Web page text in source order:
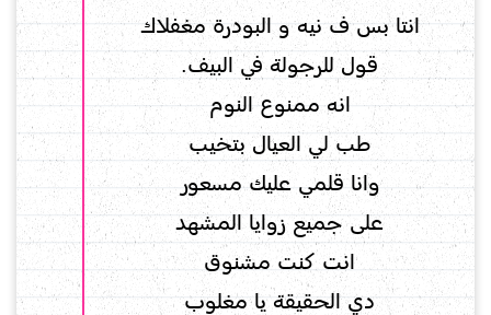
انتا بس ف نيه و البودرة مغفلاك
قول للرجولة في البيف.
انه ممنوع النوم
طب لي العيال بتخيب
وانا قلمي عليك مسعور
على جميع زوايا المشهد
انت كنت مشنوق
دي الحقيقة يا مغلوب